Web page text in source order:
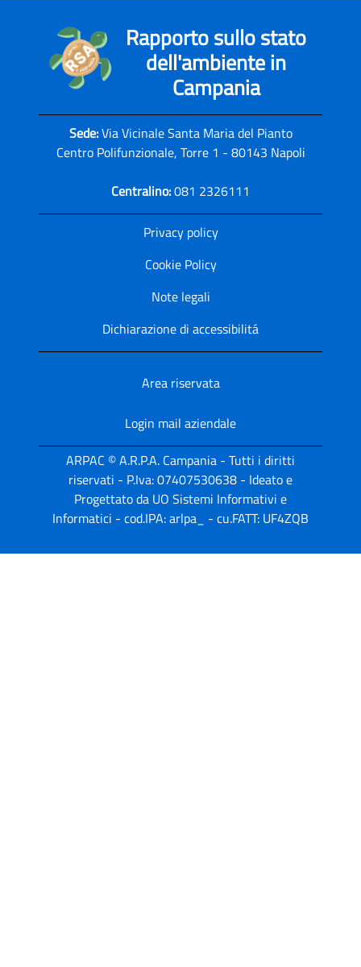
Rapporto sullo stato
dell'ambiente in
Campania
Sede:Via Vicinale Santa Maria del Pianto
Centro Polifunzionale, Torre 1 - 80143 Napoli
Centralino:081 2326111
Privacy policy
Cookie Policy
Note legali
Dichiarazione di accessibilitá
Area riservata
Login mail aziendale
ARPAC © A.R.P.A. Campania - Tutti i diritti
riservati - P.Iva: 07407530638 - Ideato e
Progettato da UO Sistemi Informativi e
Informatici - cod.IPA: arlpa_ - cu.FATT: UF4ZQB